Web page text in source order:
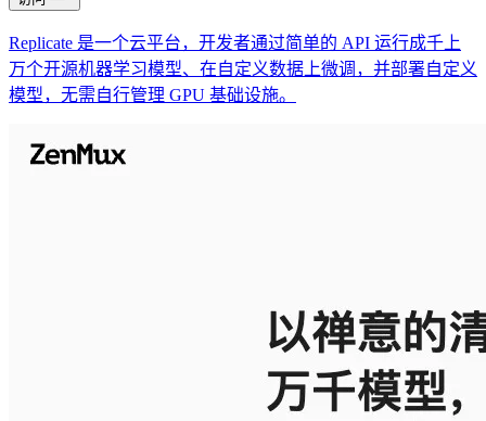
Replicate 是一个云平台，开发者通过简单的 API 运行成千上
万个开源机器学习模型、在自定义数据上微调，并部署自定义
模型，无需自行管理 GPU 基础设施。